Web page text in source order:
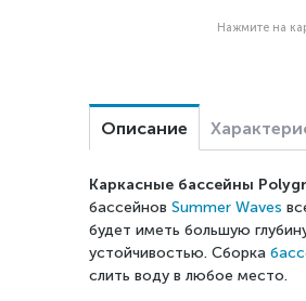
Нажмите на
Описание
Каркасные бассейны
бассейнов Summer Waves
будет иметь большую
устойчивостью. Сборка
слить воду в любое место.